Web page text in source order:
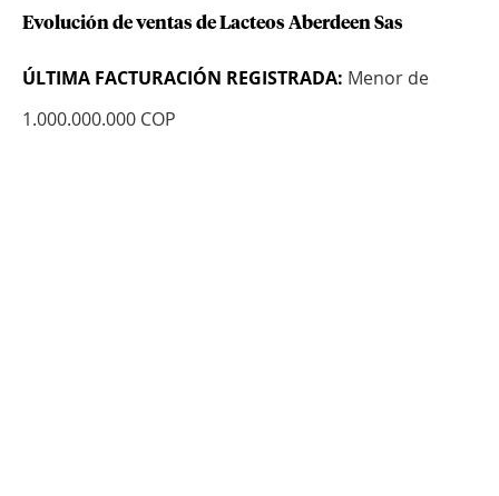
Evolución de ventas de Lacteos Aberdeen Sas
ÚLTIMA FACTURACIÓN REGISTRADA: Menor de
1.000.000.000 COP